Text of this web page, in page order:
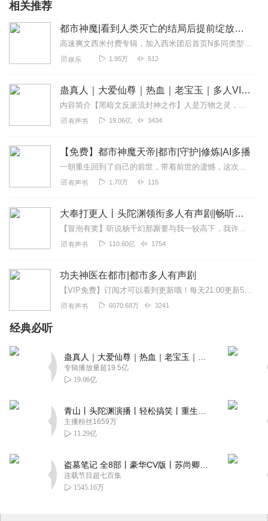
相关推荐
都市神魔|看到人类灭亡的结局后提前绽放武道32
高速爽文西米付费专辑，加入西米团后首页N多同类型专辑免费收听～（所有专辑月票越多加更越多）来都来了，点个关注吧！最近听说有新专辑出世了！让老夫和道友们瞧瞧！...
娱乐 1.95万 512
蛊真人｜大爱仙尊｜热血｜老宝玉｜多人VIP免费有声剧
内容简介【黑暗文反派流封神之作】人是万物之灵，蛊是天地真精。一个穿越者不断重生的故事。一个养蛊、炼蛊、用蛊的奇特世界。配音组（男角色）老宝玉旁白...
有声书 19.06亿 3434
【免费】都市神魔天帝|都市|守护|修炼|AI多播
一朝重生回到了自己的前世，带着前世的遗憾，这次拼了老命也不会让上次的遗憾在一次出现在自己的眼前。我的爱人我绝对不会让你再次的离开我。亲爱的你等着我这次你...
有声书 1.70万 115
大奉打更人丨头陀渊领衔多人有声剧|畅听全集|王鹤棣、田曦薇主演影视剧原著|卖报小郎君
【冒泡有奖】听说杨千幻那厮要与我一较高下，我许七安要开始装叉了！快进入声音播放页戳下方输入框，冒个泡偷偷告诉我，我要用哪些诗词才能胜过他？说得好的，有赏！202...
有声书 110.60亿 1754
功夫神医在都市|都市多人有声剧
【VIP免费】订阅才可以看到更新哦！每天21:00更新5集内容简介从大山里逃出来的王潇，机缘巧合成了美女总裁的近身保镖，在女总裁的支持下，他种植药园，改良中药...
有声书 6070.68万 3241
经典必听
专辑播放量超19.5亿
19.06亿
主播粉丝1659万
11.29亿
连载节目超七百集
1545.16万